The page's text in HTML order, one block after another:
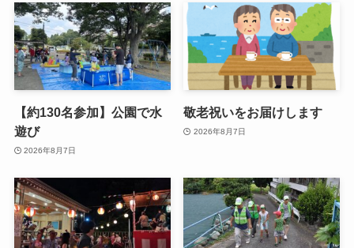
【約130名参加】公園で水
遊び
2026年8月7日
敬老祝いをお届けします
2026年8月7日